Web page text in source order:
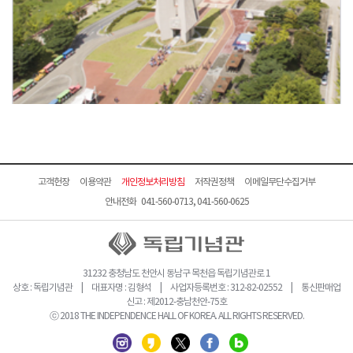
고객헌장 이용약관 개인정보처리방침 저작권정책
이메일무단수집거부
안내전화 041-560-0713, 041-560-0625
31232 충청남도 천안시 동남구 목천읍 독립기념관로 1
상호 : 독립기념관 | 대표자명 : 김형석 | 사업자등록번호 : 312-82-02552 | 통신판매업
신고 : 제2012-충남천안-75호
ⓒ 2018 THE INDEPENDENCE HALL OF KOREA. ALL RIGHTS RESERVED.